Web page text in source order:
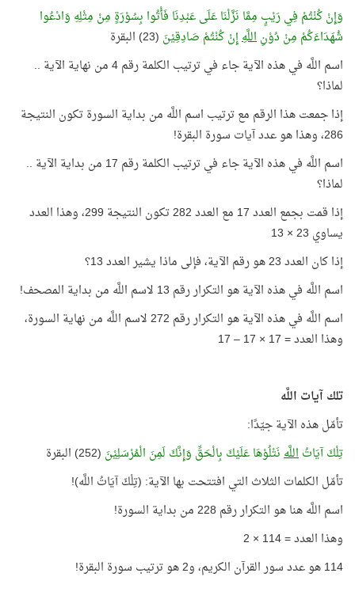
وَإِنْ كُنْتُمْ فِي رَيْبٍ مِمَّا نَزَّلْنَا عَلَى عَبْدِنَا فَأْتُوا بِسُوْرَةٍ مِنْ مِثْلِهِ وَادْعُوا
شُهَدَاءَكُمْ مِنْ دُوْنِاللَّهِإِنْ كُنْتُمْ صَادِقِيْنَ (23) البقرة
اسم اللَّه في هذه الآية جاء في ترتيب الكلمة رقم 4 من نهاية الآية ..
لماذا؟
إذا جمعت هذا الرقم مع ترتيب اسم اللَّه من بداية السورة تكون النتيجة
286، وهذا هو عدد آيات سورة البقرة!
اسم اللَّه في هذه الآية جاء في ترتيب الكلمة رقم 17 من بداية الآية ..
لماذا؟
إذا قمت بجمع العدد 17 مع العدد 282 تكون النتيجة 299، وهذا العدد
يساوي 23 × 13
إذا كان العدد 23 هو رقم الآية، فإلى ماذا يشير العدد 13؟
اسم اللَّه في هذه الآية هو التكرار رقم 13 لاسم اللَّه من بداية المصحف!
اسم اللَّه في هذه الآية هو التكرار رقم 272 لاسم اللَّه من نهاية السورة،
وهذا العدد = 17 × 17 – 17
تلك آيات اللَّه
تأمّل هذه الآية جيّدًا:
تِلْكَ آيَاتُاللَّهنَتْلُوْهَا عَلَيْكَ بِالْحَقِّ وَإِنَّكَ لَمِنَ الْمُرْسَلِيْنَ (252) البقرة
تأمّل الكلمات الثلاث التي افتتحت بها الآية: (تِلْكَ آيَاتُ اللَّه)!
اسم اللَّه هنا هو التكرار رقم 228 من بداية السورة!
وهذا العدد = 114 × 2
114 هو عدد سور القرآن الكريم، و2 هو ترتيب سورة البقرة!